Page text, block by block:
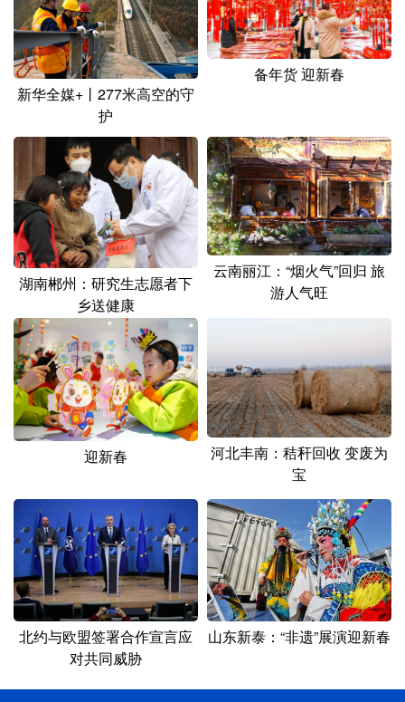
陕西 甘肃 青海 宁夏
新疆 内蒙古 黑龙江
English Español Français عربى
Русский язык 日本語 한국어
Deutsch Português
新华全媒+丨277米高空的守
护
备年货 迎新春
湖南郴州：研究生志愿者下
乡送健康
云南丽江：“烟火气”回归 旅
游人气旺
迎新春
河北丰南：秸秆回收 变废为
宝
北约与欧盟签署合作宣言应
对共同威胁
山东新泰：“非遗”展演迎新春